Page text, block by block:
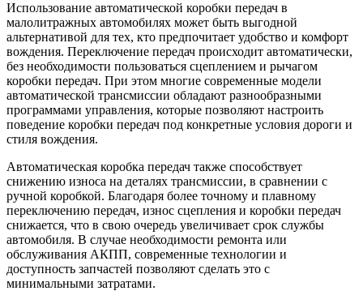
Использование автоматической коробки передач в
малолитражных автомобилях может быть выгодной
альтернативой для тех, кто предпочитает удобство и комфорт
вождения. Переключение передач происходит автоматически,
без необходимости пользоваться сцеплением и рычагом
коробки передач. При этом многие современные модели
автоматической трансмиссии обладают разнообразными
программами управления, которые позволяют настроить
поведение коробки передач под конкретные условия дороги и
стиля вождения.
Автоматическая коробка передач также способствует
снижению износа на деталях трансмиссии, в сравнении с
ручной коробкой. Благодаря более точному и плавному
переключению передач, износ сцепления и коробки передач
снижается, что в свою очередь увеличивает срок службы
автомобиля. В случае необходимости ремонта или
обслуживания АКПП, современные технологии и
доступность запчастей позволяют сделать это с
минимальными затратами.